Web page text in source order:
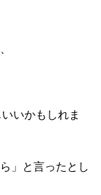
いかもしれま
」と言ったとし